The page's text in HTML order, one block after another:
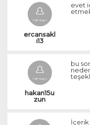
ercansakl
ı13
evet
hakan15u
zun
bu